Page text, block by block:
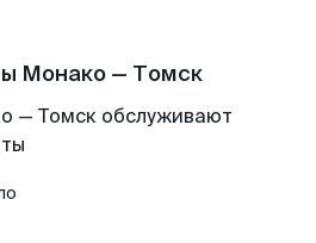
Монако — Томск
— Томск обслуживают